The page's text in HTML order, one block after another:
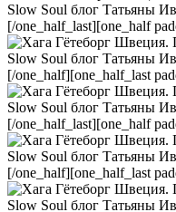
[/one_half_last][one_half
[/one_half][one_half_last
[/one_half_last][one_half
[/one_half][one_half_last